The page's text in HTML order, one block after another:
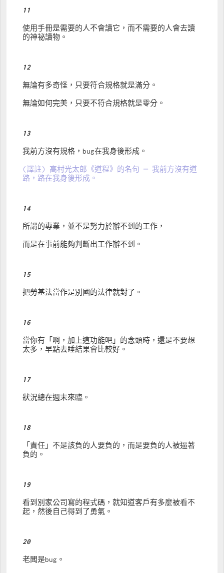
11
使用手冊是需要的人不會讀它，而不需要的人會去讀
的神祕讀物。
12
無論有多奇怪，只要符合規格就是滿分。
無論如何完美，只要不符合規格就是零分。
13
我前方沒有規格，bug在我身後形成。
(譯註) 高村光太郎《道程》的名句 ─ 我前方沒有道
路，路在我身後形成。
14
所謂的專業，並不是努力於辦不到的工作，
而是在事前能夠判斷出工作辦不到。
15
把勞基法當作是別國的法律就對了。
16
當你有「啊，加上這功能吧」的念頭時，還是不要想
太多，早點去睡結果會比較好。
17
狀況總在週末來臨。
18
「責任」不是該負的人要負的，而是要負的人被逼著
負的。
19
看到別家公司寫的程式碼，就知道客戶有多麼被看不
起，然後自己得到了勇氣。
20
老闆是bug。